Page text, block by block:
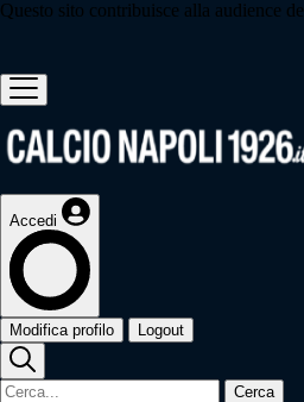
Questo sito contribuisce alla audience de
Accedi
Modifica profilo Logout
Cerca